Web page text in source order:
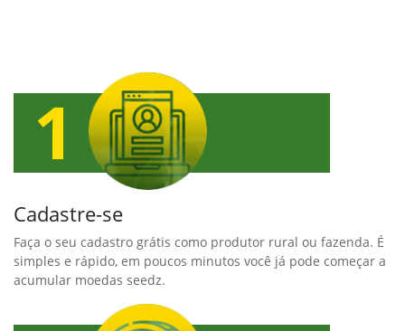
Cadastre-se
Faça o seu cadastro grátis como produtor rural ou fazenda. É
simples e rápido, em poucos minutos você já pode começar a
acumular moedas seedz.